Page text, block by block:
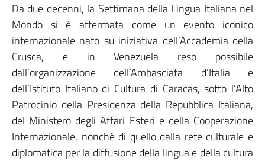
Da due decenni, la Settimana della Lingua Italiana nel
Mondo si è affermata come un evento iconico
internazionale nato su iniziativa dell’Accademia della
Crusca, e in Venezuela reso possibile
dall’organizzazione dell’Ambasciata d’Italia e
dell’Istituto Italiano di Cultura di Caracas, sotto l’Alto
Patrocinio della Presidenza della Repubblica Italiana,
del Ministero degli Affari Esteri e della Cooperazione
Internazionale, nonché di quello dalla rete culturale e
diplomatica per la diffusione della lingua e della cultura